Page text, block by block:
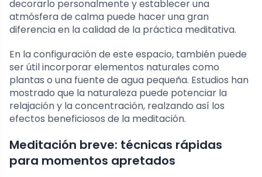
decorarlo personalmente y establecer una
atmósfera de calma puede hacer una gran
diferencia en la calidad de la práctica meditativa.
En la configuración de este espacio, también puede
ser útil incorporar elementos naturales como
plantas o una fuente de agua pequeña. Estudios han
mostrado que la naturaleza puede potenciar la
relajación y la concentración, realzando así los
efectos beneficiosos de la meditación.
Meditación breve: técnicas rápidas
para momentos apretados